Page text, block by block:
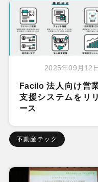
2025年09月12日
Facilo 法人向け営
支援システムをリリ
ース
不動産テック